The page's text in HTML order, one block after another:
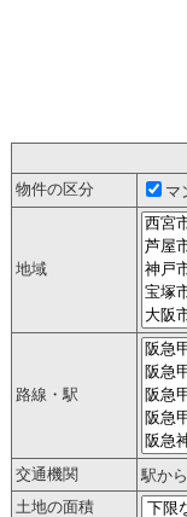
物件の区分 マ
地域
路線・駅
交通機関
駅か
土地の面積